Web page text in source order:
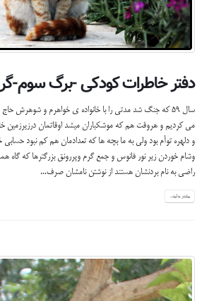
دفتر خاطرات کودکی -برگ سوم-
سال 59 که جنگ شد مدتی را با خانواده ی خواهرم و شوهرش
می کردیم و هروقت هم که موشکباران میشد اوقاتمان
و دلهره توأم بود ولی به ما بچه ها که تعدادمان هم کم نبود
وشام خوردن زیر نور فانوس و جمع گرم وپررونق بزرگترها که گاه
راضی به نام بردنشان هستند از نوشتن نامشان صرف...
بیشتر بدانید...